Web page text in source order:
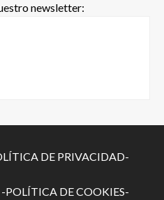
newsletter:
DE PRIVACIDAD-
-POLÍTICA DE COOKIES-